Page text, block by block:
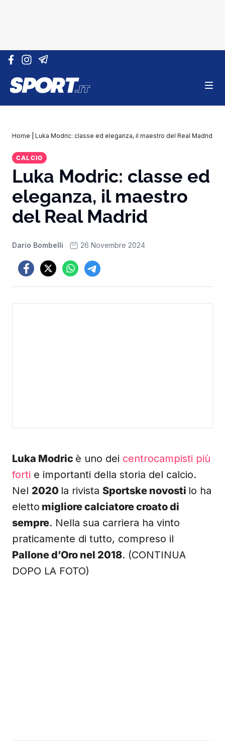
Vai al contenuto
Home Luka Modric: classe ed eleganza, il maestro del Real Madrid
CALCIO
Luka Modric: classe ed
eleganza, il maestro
del Real Madrid
Dario Bombelli 26 Novembre 2024
Luka Modric è uno dei centrocampisti più
forti e importanti della storia del calcio.
Nel 2020 la rivista Sportske novosti lo ha
eletto migliore calciatore croato di
sempre. Nella sua carriera ha vinto
praticamente di tutto, compreso il
Pallone d’Oro nel 2018. (CONTINUA
DOPO LA FOTO)